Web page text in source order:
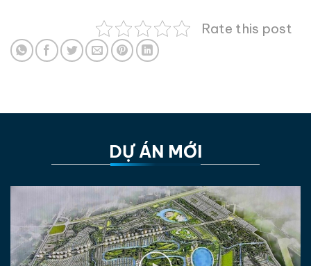
Rate this post
DỰ ÁN MỚI